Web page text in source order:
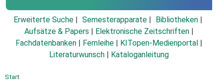
Erweiterte Suche Semesterapparate
Bibliotheken
Aufsätze & Papers
Elektronische Zeitschriften
Fachdatenbanken
Fernleihe KITopen-Medienportal
Literaturwunsch
Kataloganleitung
Start